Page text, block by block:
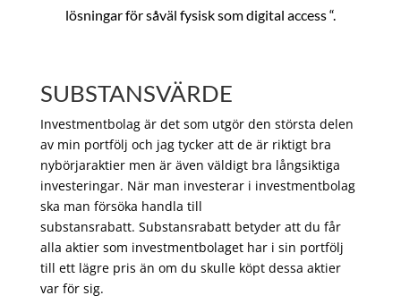
lösningar för såväl fysisk som digital access “.
SUBSTANSVÄRDE
Investmentbolag är det som utgör den största delen
av min portfölj och jag tycker att de är riktigt bra
nybörjaraktier men är även väldigt bra långsiktiga
investeringar. När man investerar i investmentbolag
ska man försöka handla till
substansrabatt. Substansrabatt betyder att du får
alla aktier som investmentbolaget har i sin portfölj
till ett lägre pris än om du skulle köpt dessa aktier
var för sig.